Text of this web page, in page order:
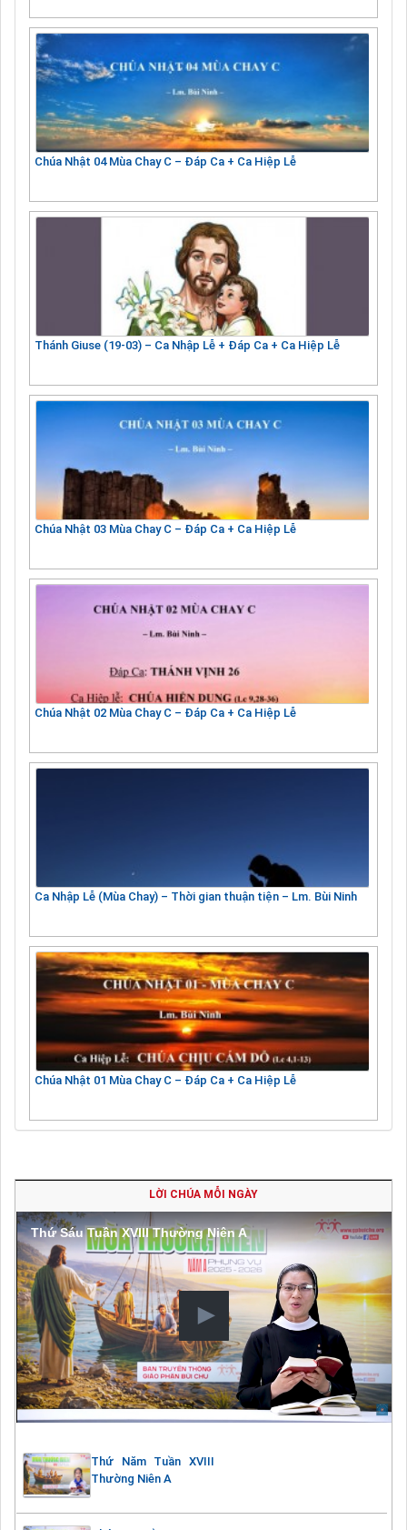
Chúa Nhật 04 Mùa Chay C – Đáp Ca + Ca Hiệp Lễ
Thánh Giuse (19-03) – Ca Nhập Lễ + Đáp Ca + Ca Hiệp Lễ
Chúa Nhật 03 Mùa Chay C – Đáp Ca + Ca Hiệp Lễ
Chúa Nhật 02 Mùa Chay C – Đáp Ca + Ca Hiệp Lễ
Ca Nhập Lễ (Mùa Chay) – Thời gian thuận tiện – Lm. Bùi Ninh
Chúa Nhật 01 Mùa Chay C – Đáp Ca + Ca Hiệp Lễ
LỜI CHÚA MỖI NGÀY
Thứ Sáu Tuần XVIII Thường Niên A
Thứ Năm Tuần XVIII
Thường Niên A